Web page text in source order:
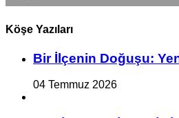
Köşe Yazıları
Bir İlçe­nin Do­ğu­şu:
04 Temmuz 2026